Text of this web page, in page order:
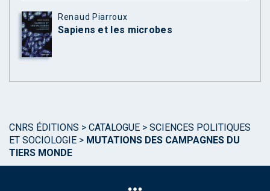
Renaud Piarroux
Sapiens et les microbes
CNRS ÉDITIONS > CATALOGUE > SCIENCES POLITIQUES
ET SOCIOLOGIE > MUTATIONS DES CAMPAGNES DU
TIERS MONDE